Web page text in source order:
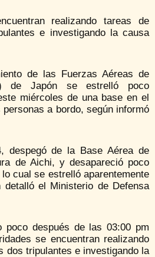
realizando tareas de
e investigando la causa
de las Fuerzas Aéreas de
de Japón se estrelló poco
miércoles de una base en el
a bordo, según informó
despegó de la Base Aérea de
de Aichi, y desapareció poco
cual se estrelló aparentemente
detalló el Ministerio de Defensa
poco después de las 03:00 pm
se encuentran realizando
dos tripulantes e investigando la